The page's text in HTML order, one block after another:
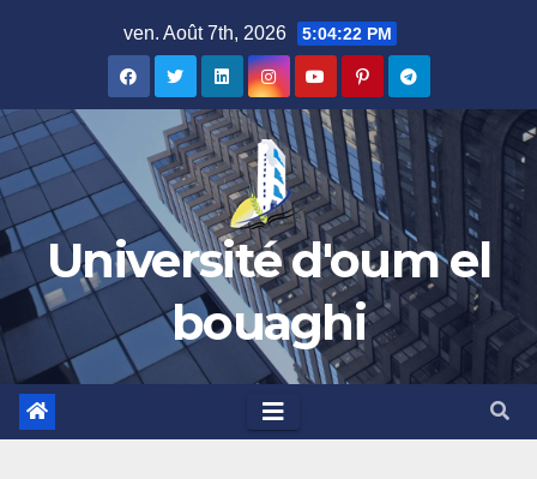
ven. Août 7th, 2026 5:04:23 PM
Université d'oum el
bouaghi